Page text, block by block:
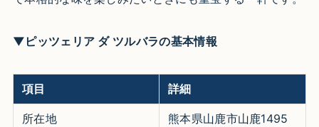
▼ピッツェリア ダ ツルバラの基本情報
項目 詳細
所在地 熊本県山鹿市山鹿1495